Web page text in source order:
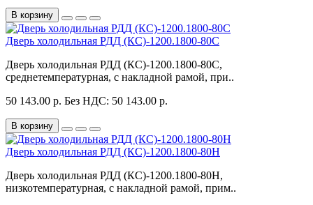
В корзину
Дверь холодильная РДД (КС)-1200.1800-80С
Дверь холодильная РДД (КС)-1200.1800-80С,
среднетемпературная, с накладной рамой, при..
50 143.00 р. Без НДС: 50 143.00 р.
В корзину
Дверь холодильная РДД (КС)-1200.1800-80Н
Дверь холодильная РДД (КС)-1200.1800-80Н,
низкотемпературная, с накладной рамой, прим..